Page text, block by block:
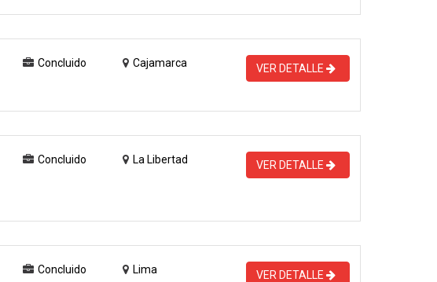
Concluido Cajamarca VER DETALLE
Concluido La Libertad VER DETALLE
Concluido Lima VER DETALLE